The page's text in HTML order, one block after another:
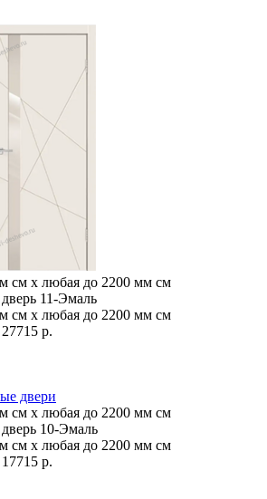
см x любая до 2200 мм см
11-Эмаль
см x любая до 2200 мм см
27715 р.
см x любая до 2200 мм см
10-Эмаль
см x любая до 2200 мм см
17715 р.